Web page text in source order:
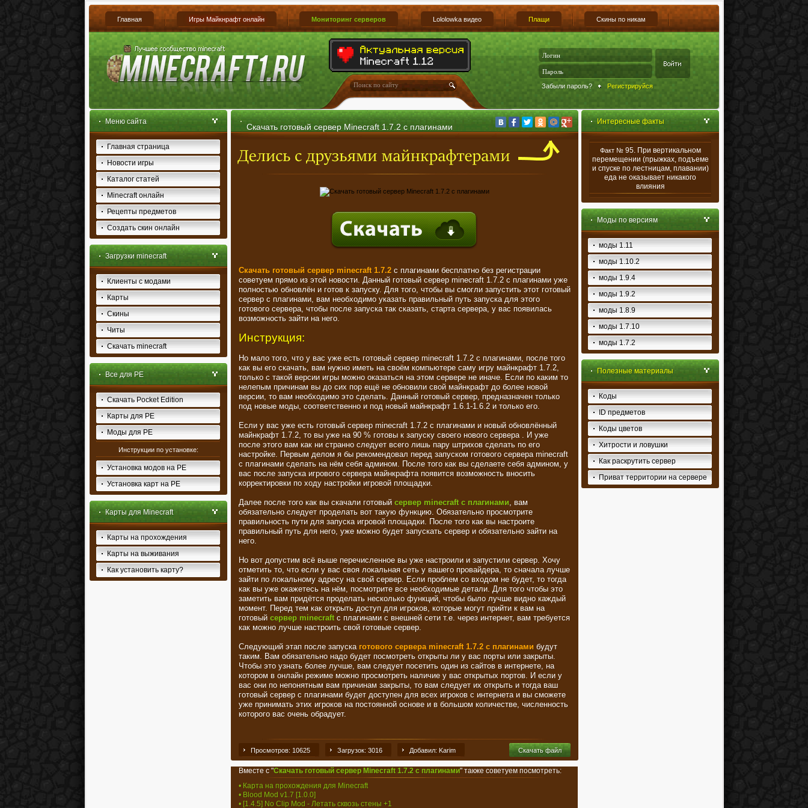
Главная Игры Майкнрафт онлайн Мониторинг серверов Lololowka видео Плащи Скины по никам
Забыли пароль? Регистрируйся
Меню сайта
Главная страница
Новости игры
Каталог статей
Minecraft онлайн
Рецепты предметов
Создать скин онлайн
Загрузки minecraft
Клиенты с модами
Карты
Скины
Читы
Скачать minecraft
Все для PE
Скачать Pocket Edition
Карты для PE
Моды для PE
Инструкции по установке:
Установка модов на PE
Установка карт на PE
Карты для Minecraft
Карты на прохождения
Карты на выживания
Как установить карту?
Интересные факты
Факт № 95. При вертикальном
перемещении (прыжках, подъеме
и спуске по лестницам, плавании)
еда не оказывает никакого
влияния
Моды по версиям
моды 1.11
моды 1.10.2
моды 1.9.4
моды 1.9.2
моды 1.8.9
моды 1.7.10
моды 1.7.2
Полезные материалы
Коды
ID предметов
Коды цветов
Хитрости и ловушки
Как раскрутить сервер
Приват территории на сервере
Скачать готовый сервер Minecraft 1.7.2 с плагинами
Скачать готовый сервер minecraft 1.7.2с плагинами бесплатно без регистрации
советуем прямо из этой новости. Данный готовый сервер minecraft 1.7.2 с плагинами уже
полностью обновлён и готов к запуску. Для того, чтобы вы смогли запустить этот готовый
сервер с плагинами, вам необходимо указать правильный путь запуска для этого
готового сервера, чтобы после запуска так сказать, старта сервера, у вас появилась
возможность зайти на него.
Инструкция:
Но мало того, что у вас уже есть готовый сервер minecraft 1.7.2 с плагинами, после того
как вы его скачать, вам нужно иметь на своём компьютере саму игру майнкрафт 1.7.2,
только с такой версии игры можно оказаться на этом сервере не иначе. Если по каким то
нелепым причинам вы до сих пор ещё не обновили свой майнкрафт до более новой
версии, то вам необходимо это сделать. Данный готовый сервер, предназначен только
под новые моды, соответственно и под новый майнкрафт 1.6.1-1.6.2 и только его.
Если у вас уже есть готовый сервер minecraft 1.7.2 с плагинами и новый обновлённый
майнкрафт 1.7.2, то вы уже на 90 % готовы к запуску своего нового сервера . И уже
после этого вам как ни странно следует всего лишь пару штрихов сделать по его
настройке. Первым делом я бы рекомендовал перед запуском готового сервера minecraft
с плагинами сделать на нём себя админом. После того как вы сделаете себя админом, у
вас после запуска игрового сервера майнкрафта появится возможность вносить
корректировки по ходу настройки игровой площадки.
Далее после того как вы скачали готовый сервер minecraft с плагинами, вам
обязательно следует проделать вот такую функцию. Обязательно просмотрите
правильность пути для запуска игровой площадки. После того как вы настроите
правильный путь для него, уже можно будет запускать сервер и обязательно зайти на
него.
Но вот допустим всё выше перечисленное вы уже настроили и запустили сервер. Хочу
отметить то, что если у вас своя локальная сеть у вашего провайдера, то сначала лучше
зайти по локальному адресу на свой сервер. Если проблем со входом не будет, то тогда
как вы уже окажетесь на нём, посмотрите все необходимые детали. Для того чтобы это
заметить вам придётся проделать несколько функций, чтобы было лучше видно каждый
момент. Перед тем как открыть доступ для игроков, которые могут прийти к вам на
готовый сервер minecraftс плагинами с внешней сети т.е. через интернет, вам требуется
как можно лучше настроить свой готовые сервер.
Следующий этап после запускаготового сервера minecraft 1.7.2 с плагинами будут
таким. Вам обязательно надо будет посмотреть открыты ли у вас порты или закрыты.
Чтобы это узнать более лучше, вам следует посетить один из сайтов в интернете, на
котором в онлайн режиме можно просмотреть наличие у вас открытых портов. И если у
вас они по непонятным вам причинам закрыты, то вам следует их открыть и тогда ваш
готовый сервер с плагинами будет доступен для всех игроков с интернета и вы сможете
уже принимать этих игроков на постоянной основе и в большом количестве, численность
которого вас очень обрадует.
Просмотров: 10625 Загрузок: 3016 Добавил: Karim Скачать файл
Вместе с "Скачать готовый сервер Minecraft 1.7.2 с плагинами" также советуем посмотреть:
• Карта на прохождения для Minecraft
• Blood Mod v1.7 [1.0.0]
• [1.4.5] No Clip Mod - Летать сквозь стены +1